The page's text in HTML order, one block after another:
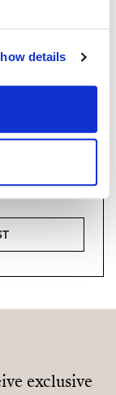
details
and
you
property
exclusive